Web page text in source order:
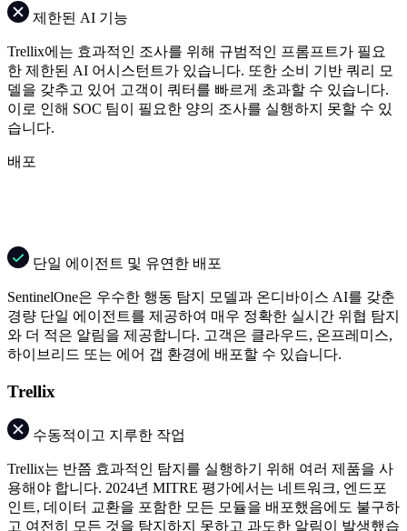
제한된 AI 기능
Trellix에는 효과적인 조사를 위해 규범적인 프롬프트가 필요
한 제한된 AI 어시스턴트가 있습니다. 또한 소비 기반 쿼리 모
델을 갖추고 있어 고객이 쿼터를 빠르게 초과할 수 있습니다.
이로 인해 SOC 팀이 필요한 양의 조사를 실행하지 못할 수 있
습니다.
배포
단일 에이전트 및 유연한 배포
SentinelOne은 우수한 행동 탐지 모델과 온디바이스 AI를 갖춘
경량 단일 에이전트를 제공하여 매우 정확한 실시간 위협 탐지
와 더 적은 알림을 제공합니다. 고객은 클라우드, 온프레미스,
하이브리드 또는 에어 갭 환경에 배포할 수 있습니다.
Trellix
수동적이고 지루한 작업
Trellix는 반쯤 효과적인 탐지를 실행하기 위해 여러 제품을 사
용해야 합니다. 2024년 MITRE 평가에서는 네트워크, 엔드포
인트, 데이터 교환을 포함한 모든 모듈을 배포했음에도 불구하
고 여전히 모든 것을 탐지하지 못하고 과도한 알림이 발생했습